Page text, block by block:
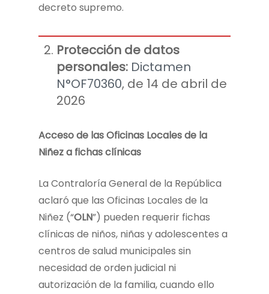
decreto supremo.
Protección de datos
personales: Dictamen
N°OF70360, de 14 de abril de
2026
Acceso de las Oficinas Locales de la
Niñez a fichas clínicas
La Contraloría General de la República
aclaró que las Oficinas Locales de la
Niñez (“OLN”) pueden requerir fichas
clínicas de niños, niñas y adolescentes a
centros de salud municipales sin
necesidad de orden judicial ni
autorización de la familia, cuando ello